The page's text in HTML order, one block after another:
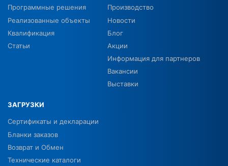
Программные решения
Реализованные объекты
Квалификация
Статьи
Производство
Новости
Блог
Акции
Информация для партнеров
Вакансии
Выставки
ЗАГРУЗКИ
Сертификаты и декларации
Бланки заказов
Возврат и Обмен
Технические каталоги